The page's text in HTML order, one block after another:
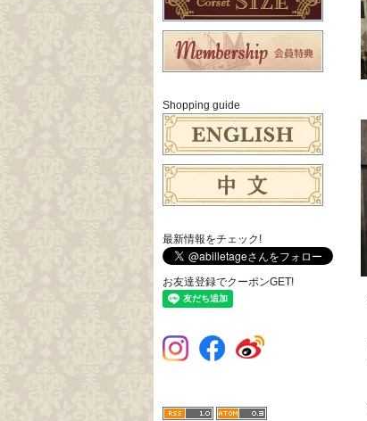
Shopping guide
最新情報をチェック!
お友達登録でクーポンGET!